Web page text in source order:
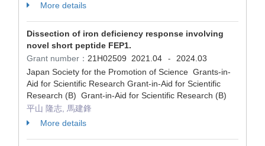
More details
Dissection of iron deficiency response involving
novel short peptide FEP1.
Grant number： 21H02509 2021.04 -
2024.03
Japan Society for the Promotion of Science Grants-in-
Aid for Scientific Research Grant-in-Aid for Scientific
Research (B) Grant-in-Aid for Scientific Research (B)
平山 隆志, 馬建鋒
More details